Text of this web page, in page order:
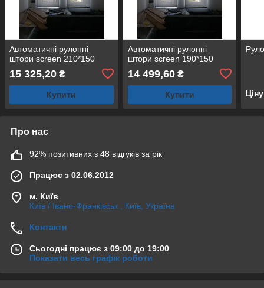
Автоматичні рулонні
штори screen 210*150
15 325,20 ₴
Купити
Автоматичні рулонні
штори screen 190*150
14 499,60₴
Купити
Про нас
92% позитивних з 48 відгуків за рік
Працює з 02.06.2012
м. Київ
Київ / Івано-Франківськ , Київ, Україна
Контакти
Сьогодні працює з 09:00 до 19:00
Показати весь графік роботи